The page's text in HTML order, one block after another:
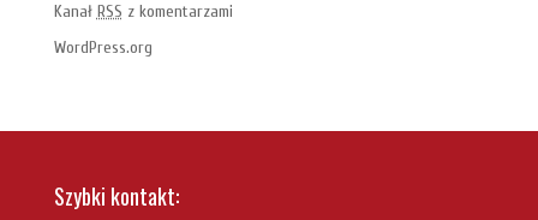
Kanał RSS z komentarzami
WordPress.org
Szybki kontakt: